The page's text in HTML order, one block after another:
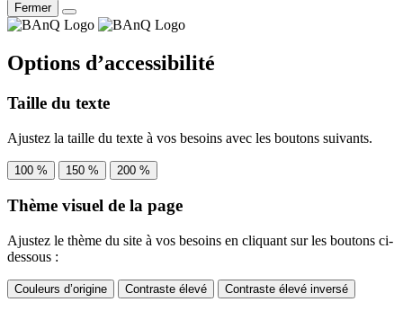
Fermer
Options d’accessibilité
Taille du texte
Ajustez la taille du texte à vos besoins avec les boutons suivants.
100 % 150 % 200 %
Thème visuel de la page
Ajustez le thème du site à vos besoins en cliquant sur les boutons ci-
dessous :
Couleurs d’origine Contraste élevé Contraste élevé inversé